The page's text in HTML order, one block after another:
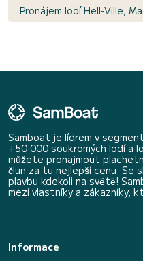
Pronájem lodí Hell-Ville,
Samboat je lídrem v
+50 000 soukromých lodí a
můžete pronajmout
člun za tu nejlepší cenu. Se
plavbu kdekoli na světě!
mezi vlastníky a zákazníky,
Informace